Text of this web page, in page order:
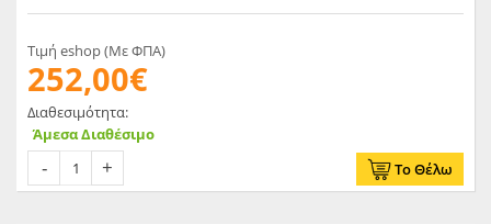
Τιμή eshop (Με ΦΠΑ)
252,00€
Διαθεσιμότητα:
Άμεσα Διαθέσιμο
Το Θέλω